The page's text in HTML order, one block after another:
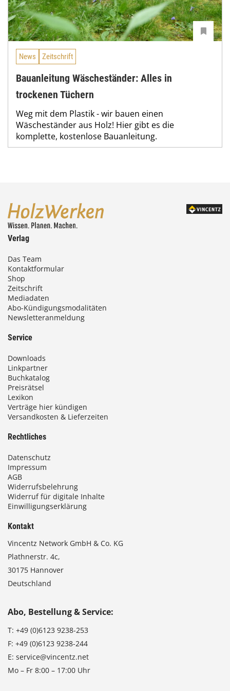
News Zeitschrift
Bauanleitung Wäscheständer: Alles in
trockenen Tüchern
Weg mit dem Plastik - wir bauen einen
Wäscheständer aus Holz! Hier gibt es die
komplette, kostenlose Bauanleitung.
Verlag
Das Team
Kontaktformular
Shop
Zeitschrift
Mediadaten
Abo-Kündigungsmodalitäten
Newsletteranmeldung
Service
Downloads
Linkpartner
Buchkatalog
Preisrätsel
Lexikon
Verträge hier kündigen
Versandkosten & Lieferzeiten
Rechtliches
Datenschutz
Impressum
AGB
Widerrufsbelehrung
Widerruf für digitale Inhalte
Einwilligungserklärung
Kontakt
Vincentz Network GmbH & Co. KG
Plathnerstr. 4c,
30175 Hannover
Deutschland
Abo, Bestellung & Service:
T: +49 (0)6123 9238-253
F: +49 (0)6123 9238-244
E: service@vincentz.net
Mo – Fr 8:00 – 17:00 Uhr